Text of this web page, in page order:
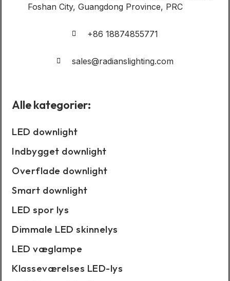
Foshan City, Guangdong Province, PRC
+86 18874855771
sales@radianslighting.com
Alle kategorier:
LED downlight
Indbygget downlight
Overflade downlight
Smart downlight
LED spor lys
Dimmale LED skinnelys
LED væglampe
Klasseværelses LED-lys